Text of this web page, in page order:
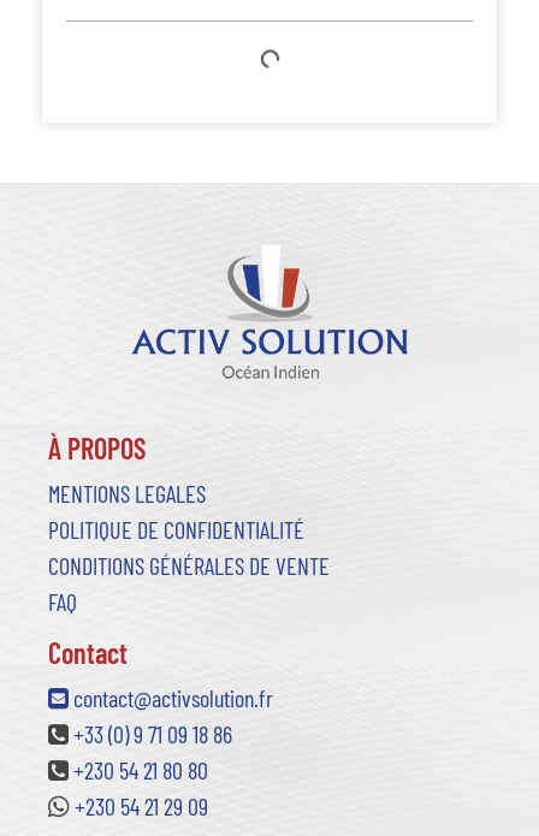
À PROPOS
MENTIONS LEGALES
POLITIQUE DE CONFIDENTIALITÉ
CONDITIONS GÉNÉRALES DE VENTE
FAQ
Contact
contact@activsolution.fr
+33 (0) 9 71 09 18 86
+230 54 21 80 80
+230 54 21 29 09